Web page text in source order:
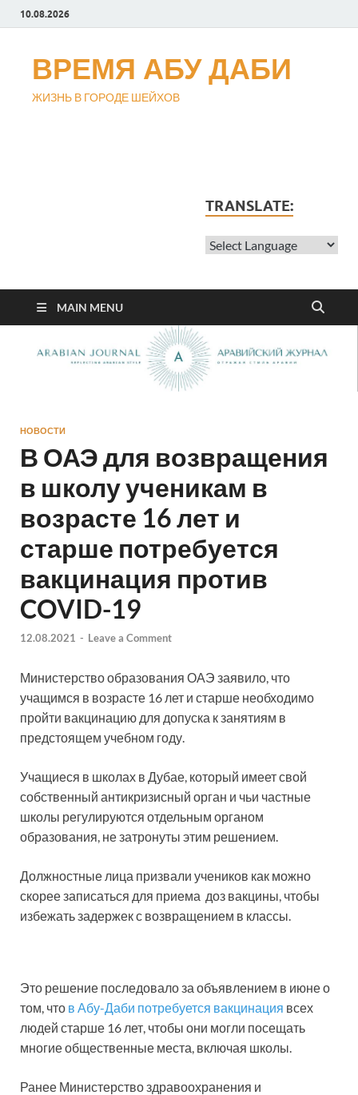
10.08.2026
ВРЕМЯ АБУ ДАБИ
ЖИЗНЬ В ГОРОДЕ ШЕЙХОВ
TRANSLATE:
MAIN MENU
НОВОСТИ
В ОАЭ для возвращения
в школу ученикам в
возрасте 16 лет и
старше потребуется
вакцинация против
COVID-19
12.08.2021 - Leave a Comment
Министерство образования ОАЭ заявило, что
учащимся в возрасте 16 лет и старше необходимо
пройти вакцинацию для допуска к занятиям в
предстоящем учебном году.
Учащиеся в школах в Дубае, который имеет свой
собственный антикризисный орган и чьи частные
школы регулируются отдельным органом
образования, не затронуты этим решением.
Должностные лица призвали учеников как можно
скорее записаться для приема доз вакцины, чтобы
избежать задержек с возвращением в классы.
Это решение последовало за объявлением в июне о
том, что в Абу-Даби потребуется вакцинация всех
людей старше 16 лет, чтобы они могли посещать
многие общественные места, включая школы.
Ранее Министерство здравоохранения и